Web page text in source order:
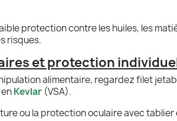
protection contre les huiles, les
risques.
et protection
alimentaire, regardez filet
Kevlar (VSA).
ou la protection oculaire avec